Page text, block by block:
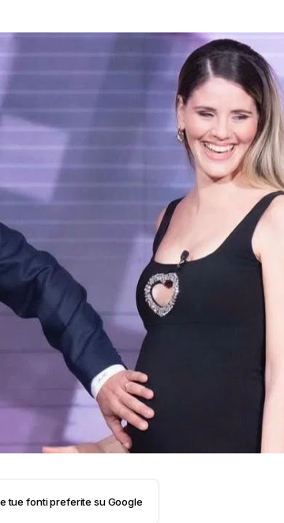
tue fonti preferite su Google